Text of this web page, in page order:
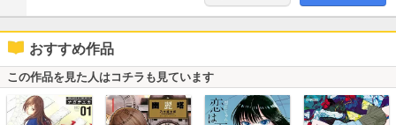
おすすめ作品
この作品を見た人はコチラも見ています